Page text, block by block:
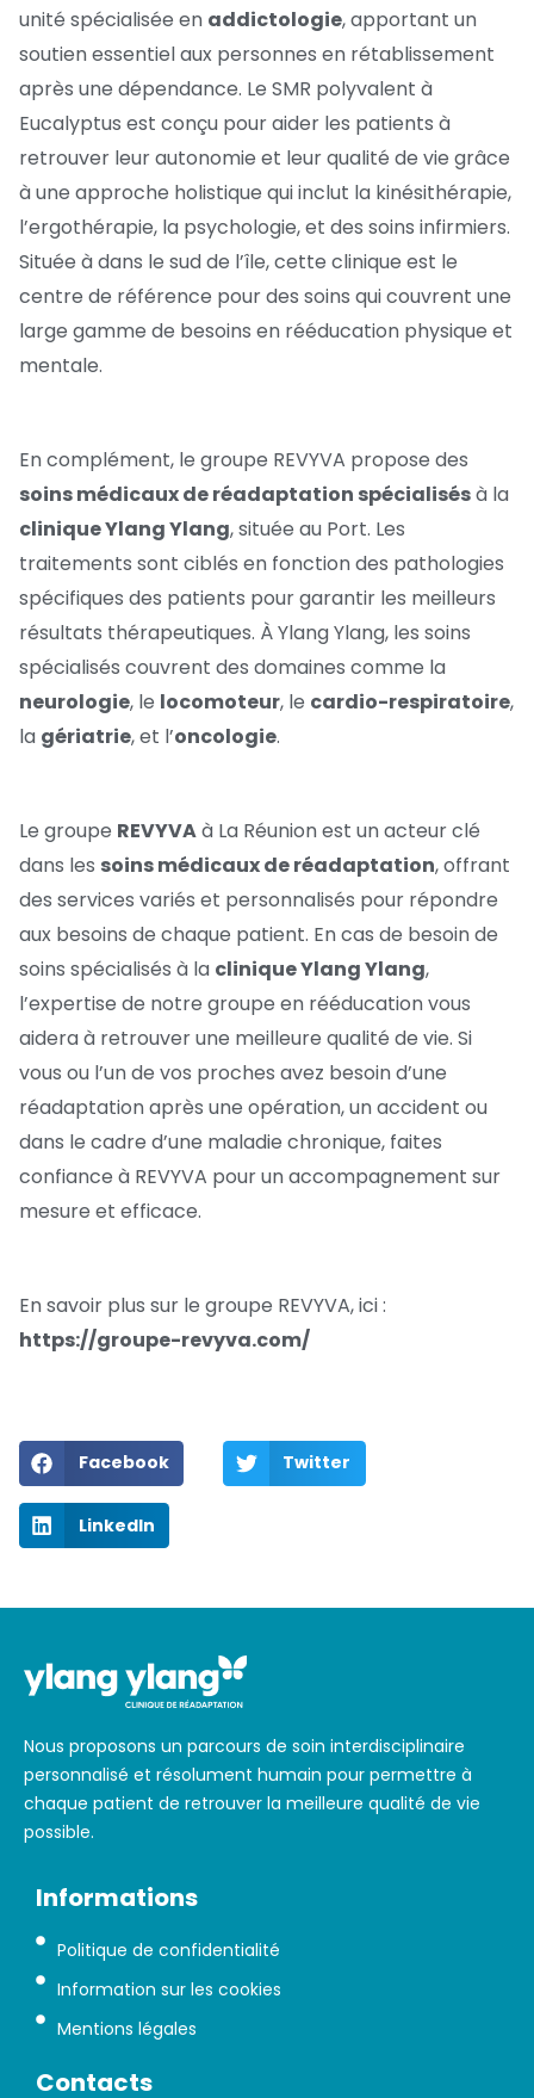
unité spécialisée en addictologie, apportant un
soutien essentiel aux personnes en rétablissement
après une dépendance. Le SMR polyvalent à
Eucalyptus est conçu pour aider les patients à
retrouver leur autonomie et leur qualité de vie grâce
à une approche holistique qui inclut la kinésithérapie,
l’ergothérapie, la psychologie, et des soins infirmiers.
Située à dans le sud de l’île, cette clinique est le
centre de référence pour des soins qui couvrent une
large gamme de besoins en rééducation physique et
mentale.
En complément, le groupe REVYVA propose des
soins médicaux de réadaptation spécialisésà la
clinique Ylang Ylang, située au Port. Les
traitements sont ciblés en fonction des pathologies
spécifiques des patients pour garantir les meilleurs
résultats thérapeutiques. À Ylang Ylang, les soins
spécialisés couvrent des domaines comme la
neurologie, le locomoteur, le cardio-respiratoire,
la gériatrie, et l’oncologie.
Le groupe REVYVAà La Réunion est un acteur clé
dans les soins médicaux de réadaptation, offrant
des services variés et personnalisés pour répondre
aux besoins de chaque patient. En cas de besoin de
soins spécialisés à la clinique Ylang Ylang,
l’expertise de notre groupe en rééducation vous
aidera à retrouver une meilleure qualité de vie. Si
vous ou l’un de vos proches avez besoin d’une
réadaptation après une opération, un accident ou
dans le cadre d’une maladie chronique, faites
confiance à REVYVA pour un accompagnement sur
mesure et efficace.
En savoir plus sur le groupe REVYVA, ici :
https://groupe-revyva.com/
Facebook Twitter
LinkedIn
Nous proposons un parcours de soin interdisciplinaire
personnalisé et résolument humain pour permettre à
chaque patient de retrouver la meilleure qualité de vie
possible.
Informations
Politique de confidentialité
Information sur les cookies
Mentions légales
Contacts